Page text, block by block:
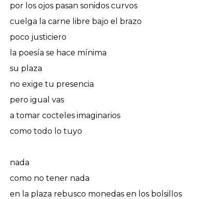
por los ojos pasan sonidos curvos
cuelga la carne libre bajo el brazo
poco justiciero
la poesía se hace mínima
su plaza
no exige tu presencia
pero igual vas
a tomar cocteles imaginarios
como todo lo tuyo
nada
como no tener nada
en la plaza rebusco monedas en los bolsillos